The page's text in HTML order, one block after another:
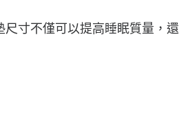
尺寸不僅可以提高睡眠質量，